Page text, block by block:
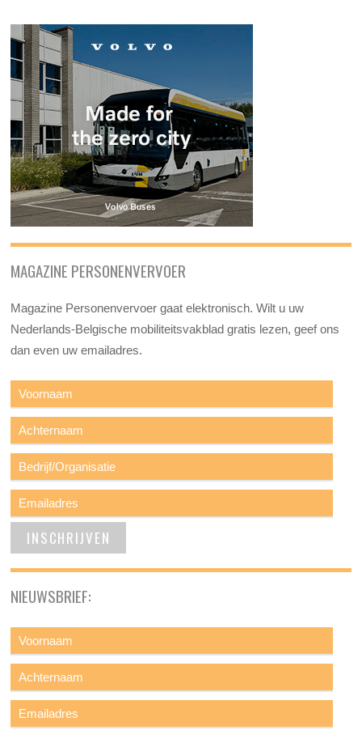
MAGAZINE PERSONENVERVOER
Magazine Personenvervoer gaat elektronisch. Wilt u uw
Nederlands-Belgische mobiliteitsvakblad gratis lezen, geef ons
dan even uw emailadres.
NIEUWSBRIEF: